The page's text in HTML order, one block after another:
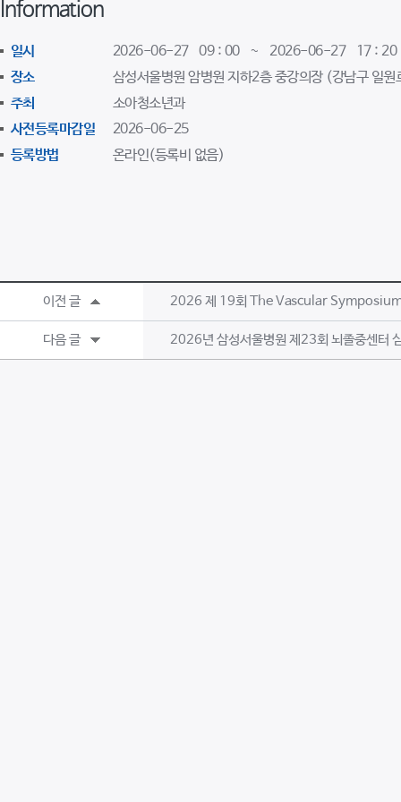
Information
일시
2026-06-27 09 : 00 ~ 2026-06-27 17 : 20
장소
삼성서울병원 암병원 지하2층 중강의장 (강남구 일
주최
소아청소년과
사전등록마감일
2026-06-25
등록방법
온라인(등록비 없음)
이전 글 2026 제 19회 The Vascular
다음 글 2026년 삼성서울병원 제23회 뇌졸중센터